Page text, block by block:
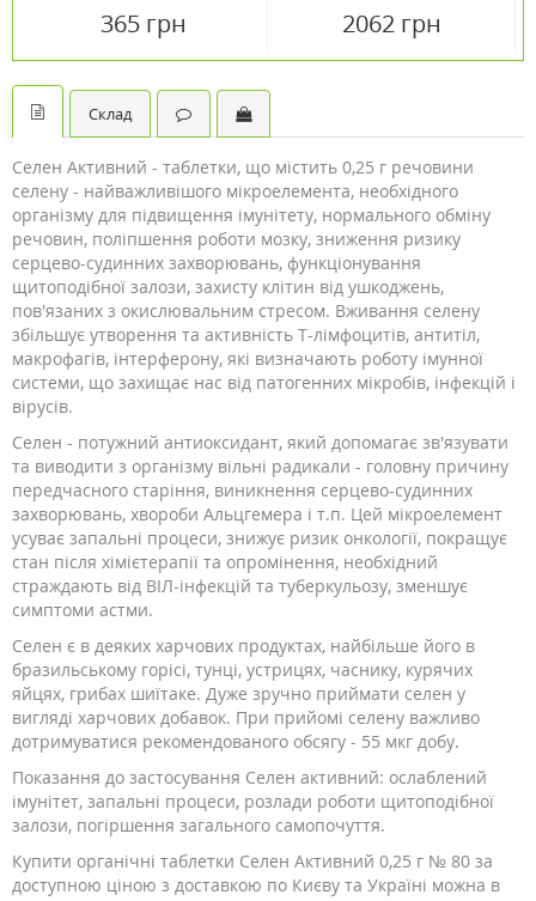
365 грн
таблеток
2062 грн
Склад
Селен Активний - таблетки, що містить 0,25 г речовини
селену - найважливішого мікроелемента, необхідного
організму для підвищення імунітету, нормального обміну
речовин, поліпшення роботи мозку, зниження ризику
серцево-судинних захворювань, функціонування
щитоподібної залози, захисту клітин від ушкоджень,
пов'язаних з окислювальним стресом. Вживання селену
збільшує утворення та активність Т-лімфоцитів, антитіл,
макрофагів, інтерферону, які визначають роботу імунної
системи, що захищає нас від патогенних мікробів, інфекцій і
вірусів.
Селен - потужний антиоксидант, який допомагає зв'язувати
та виводити з організму вільні радикали - головну причину
передчасного старіння, виникнення серцево-судинних
захворювань, хвороби Альцгемера і т.п. Цей мікроелемент
усуває запальні процеси, знижує ризик онкології, покращує
стан після хімієтерапії та опромінення, необхідний
страждають від ВІЛ-інфекцій та туберкульозу, зменшує
симптоми астми.
Селен є в деяких харчових продуктах, найбільше його в
бразильському горісі, тунці, устрицях, часнику, курячих
яйцях, грибах шиїтаке. Дуже зручно приймати селен у
вигляді харчових добавок. При прийомі селену важливо
дотримуватися рекомендованого обсягу - 55 мкг добу.
Показання до застосування Селен активний: ослаблений
імунітет, запальні процеси, розлади роботи щитоподібної
залози, погіршення загального самопочуття.
Купити органічні таблетки Селен Активний 0,25 г № 80 за
доступною ціною з доставкою по Києву та Україні можна в